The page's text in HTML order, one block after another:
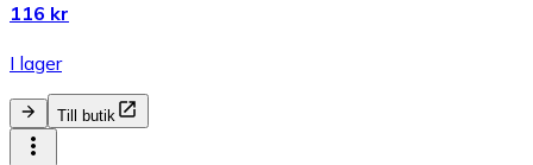
116 kr
I lager
Till butik